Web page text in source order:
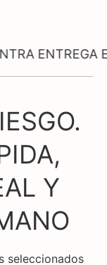
EN
Y
seleccionados